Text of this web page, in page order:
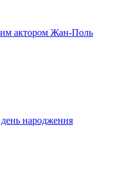
актором Жан-Поль
народження